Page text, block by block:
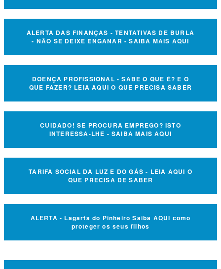
ALERTA DAS FINANÇAS - TENTATIVAS DE BURLA
- NÃO SE DEIXE ENGANAR - SAIBA MAIS AQUI
DOENÇA PROFISSIONAL - SABE O QUE É? E O
QUE FAZER? LEIA AQUI O QUE PRECISA SABER
CUIDADO! SE PROCURA EMPREGO? ISTO
INTERESSA-LHE - SAIBA MAIS AQUI
TARIFA SOCIAL DA LUZ E DO GÁS - LEIA AQUI O
QUE PRECISA DE SABER
ALERTA - Lagarta do Pinheiro Saiba AQUI como
proteger os seus filhos